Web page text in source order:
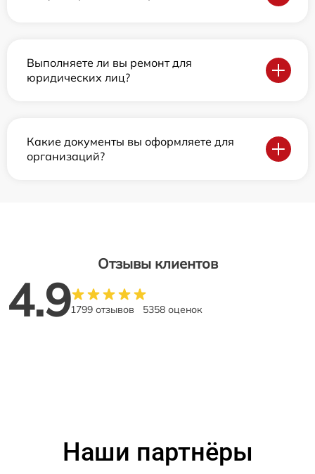
Выполняете ли вы ремонт для
юридических лиц?
Какие документы вы оформляете для
организаций?
Отзывы клиентов
4.91799 отзывов 5358 оценок
Наши партнёры